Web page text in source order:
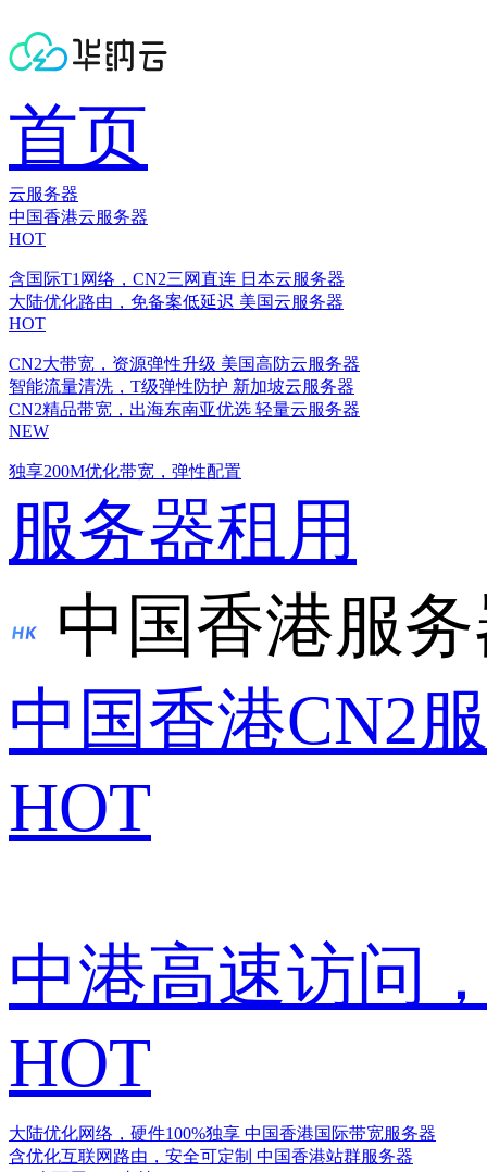
首页
云服务器
中国香港云服务器
HOT
含国际T1网络，CN2三网直连 日本云服务器
大陆优化路由，免备案低延迟 美国云服务器
HOT
CN2大带宽，资源弹性升级 美国高防云服务器
智能流量清洗，T级弹性防护 新加坡云服务器
CN2精品带宽，出海东南亚优选 轻量云服务器
NEW
独享200M优化带宽，弹性配置
服务器租用
中国香港服
中国香港CN2
HOT
中港高速访问
HOT
大陆优化网络，硬件100%独享 中国香港国际带宽服务器
含优化互联网路由，安全可定制 中国香港站群服务器